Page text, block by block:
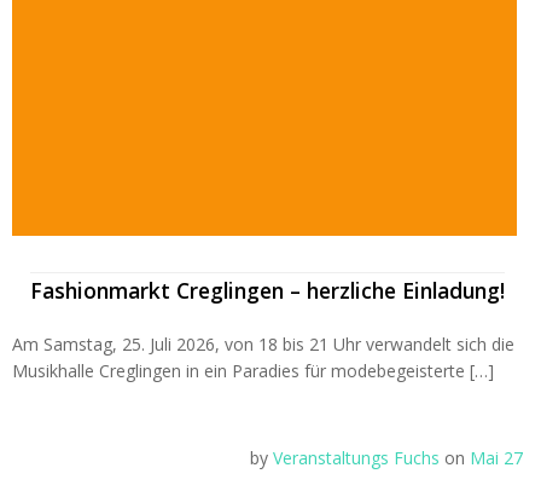
Fashionmarkt Creglingen – herzliche Einladung!
Am Samstag, 25. Juli 2026, von 18 bis 21 Uhr verwandelt sich die
Musikhalle Creglingen in ein Paradies für modebegeisterte […]
by Veranstaltungs Fuchs on Mai 27